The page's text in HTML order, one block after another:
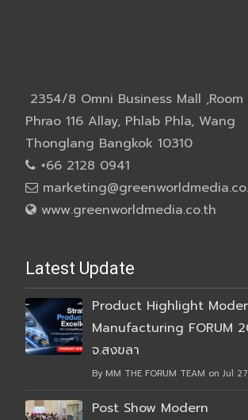
2354/8 Omni Business Mall
Phrao 116 Allay, Phlab Phla, Wang
Thonglang Bangkok 10310
+66 2128 0941
www.greenworldmedia.co.th
Latest Update
Product Highlight
Manufacturing FORUM
จ.สงขลา
By MM THE FORUM TEAM on Jul
Post Show Modern